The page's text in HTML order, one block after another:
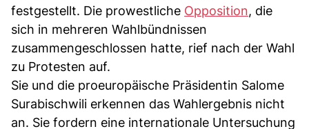
festgestellt. Die prowestliche Opposition, die
sich in mehreren Wahlbündnissen
zusammengeschlossen hatte, rief nach der Wahl
zu Protesten auf.
Sie und die proeuropäische Präsidentin Salome
Surabischwili erkennen das Wahlergebnis nicht
an. Sie fordern eine internationale Untersuchung